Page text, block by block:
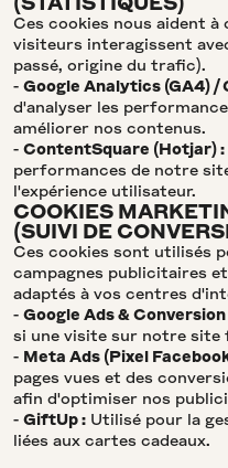
Ces cookies nous aident
visiteurs interagissent
passé, origine du trafic).
- Google Analytics (GA4) /
d'analyser les
améliorer nos contenus.
- ContentSquare (Hotjar) :
performances de notre
l'expérience utilisateur.
COOKIES
(SUIVI DE
Ces cookies sont utilisés
campagnes publicitaires
adaptés à vos centres
- Google Ads &
si une visite sur notre site
- Meta Ads (Pixel
pages vues et des
afin d'optimiser nos
- GiftUp : Utilisé pour la
liées aux cartes cadeaux.